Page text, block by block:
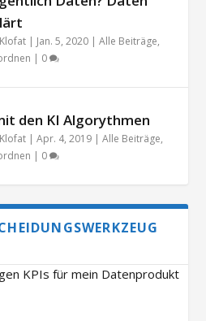
| Jan. 5, 2020 |Alle Beiträge,
| 0
den KI Algorythmen
|Apr. 4, 2019 |Alle Beiträge,
| 0